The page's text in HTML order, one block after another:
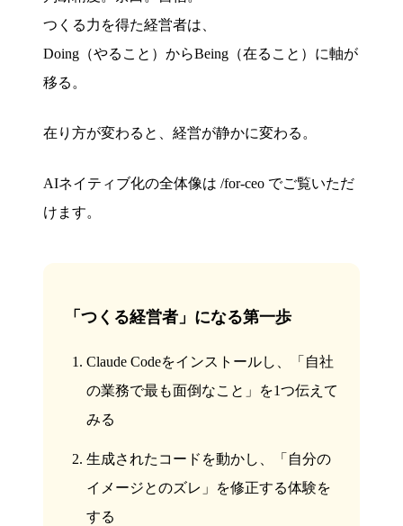
つくる力を得た経営者は、
Doing（やること）からBeing（在ること）に軸が
移る。
在り方が変わると、経営が静かに変わる。
AIネイティブ化の全体像は /for-ceo でご覧いただ
けます。
「つくる経営者」になる第一歩
Claude Codeをインストールし、「自社
の業務で最も面倒なこと」を1つ伝えて
みる
生成されたコードを動かし、「自分の
イメージとのズレ」を修正する体験を
する